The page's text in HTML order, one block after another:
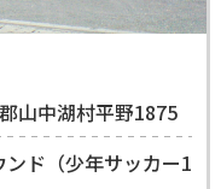
山中湖村平野1875
ド（少年サッカー1